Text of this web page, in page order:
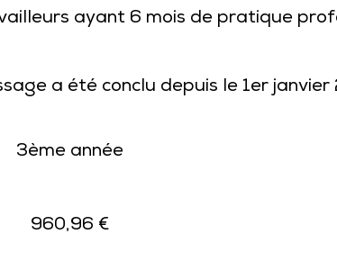
ayant 6 mois de pratique
a été conclu depuis le 1er janvier
3ème année
960,96 €